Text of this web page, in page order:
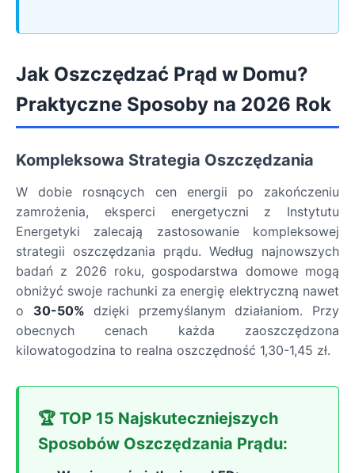
Jak Oszczędzać Prąd w Domu?
Praktyczne Sposoby na 2026 Rok
Kompleksowa Strategia Oszczędzania
W dobie rosnących cen energii po zakończeniu
zamrożenia, eksperci energetyczni z Instytutu
Energetyki zalecają zastosowanie kompleksowej
strategii oszczędzania prądu. Według najnowszych
badań z 2026 roku, gospodarstwa domowe mogą
obniżyć swoje rachunki za energię elektryczną nawet
o 30-50% dzięki przemyślanym działaniom. Przy
obecnych cenach każda zaoszczędzona
kilowatogodzina to realna oszczędność 1,30-1,45 zł.
🏆 TOP 15 Najskuteczniejszych
Sposobów Oszczędzania Prądu: